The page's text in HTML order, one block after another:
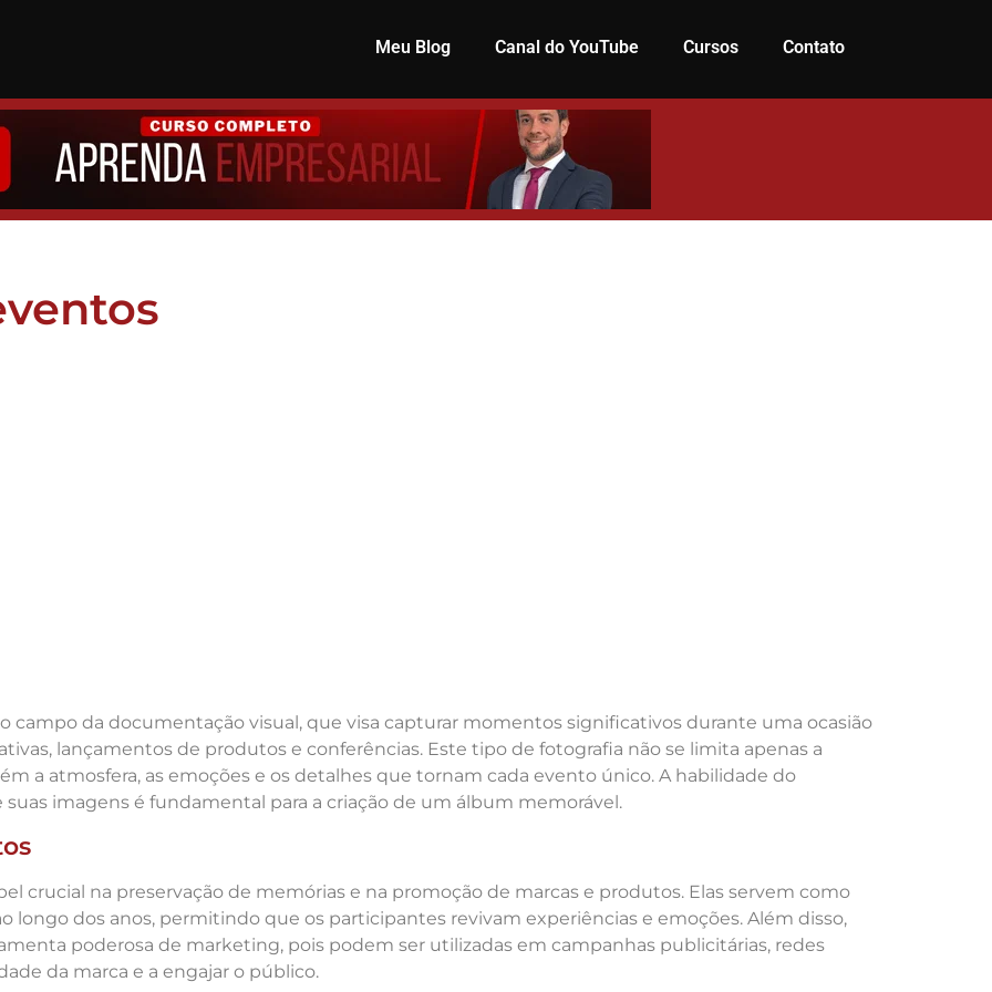
Meu Blog Canal do YouTube Cursos Contato
campo da documentação visual, que visa capturar momentos significativos durante uma ocasião
lançamentos de produtos e conferências. Este tipo de fotografia não se limita apenas a
a atmosfera, as emoções e os detalhes que tornam cada evento único. A habilidade do
imagens é fundamental para a criação de um álbum memorável.
crucial na preservação de memórias e na promoção de marcas e produtos. Elas servem como
longo dos anos, permitindo que os participantes revivam experiências e emoções. Além disso,
poderosa de marketing, pois podem ser utilizadas em campanhas publicitárias, redes
da marca e a engajar o público.